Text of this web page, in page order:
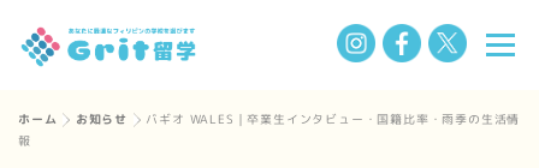
メニ
ホーム » お知らせ » バギオ WALES｜卒業生インタビュー・国籍比率・雨季の生活情
報